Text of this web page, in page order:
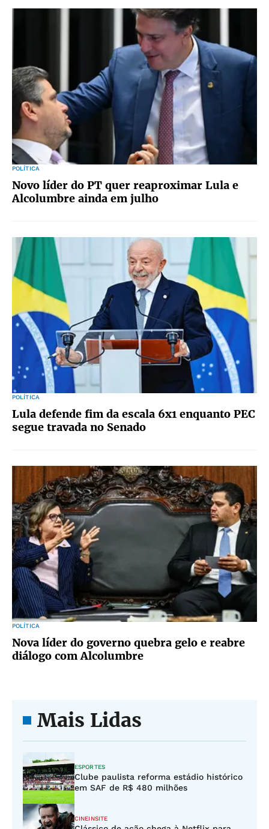
POLÍTICA
Novo líder do PT quer reaproximar Lula e
Alcolumbre ainda em julho
POLÍTICA
Lula defende fim da escala 6x1 enquanto PEC
segue travada no Senado
POLÍTICA
Nova líder do governo quebra gelo e reabre
diálogo com Alcolumbre
Mais Lidas
ESPORTES
Clube paulista reforma estádio histórico
em SAF de R$ 480 milhões
CINEINSITE